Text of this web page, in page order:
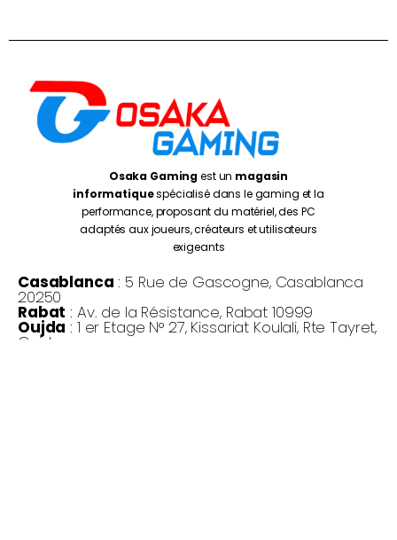
Osaka Gamingest un magasin
informatiquespécialisé dans le gaming et la
performance, proposant du matériel, des PC
adaptés aux joueurs, créateurs et utilisateurs
exigeants
Casablanca : 5 Rue de Gascogne, Casablanca
20250
Rabat : Av. de la Résistance, Rabat 10999
Oujda : 1 er Etage N° 27, Kissariat Koulali, Rte Tayret,
Oujda